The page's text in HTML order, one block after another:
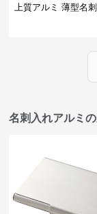
上質アルミ 薄型名
名刺入れアルミ